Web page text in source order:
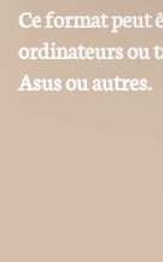
Ce format peut
ordinateurs ou
Asus ou autres.